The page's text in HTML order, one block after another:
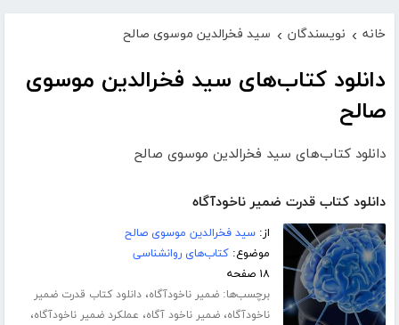
خانه › نویسندگان › سید فخرالدین موسوی صالح
دانلود کتاب‌های سید فخرالدین موسوی
صالح
دانلود کتاب‌های سید فخرالدین موسوی صالح
دانلود کتاب قدرت ضمیر ناخودآگاه
از:سید فخرالدین موسوی صالح
موضوع:کتاب‌های روانشناسی
۱۸ صفحه
برچسب‌ها:ضمیر ناخودآگاه،دانلود کتاب قدرت ضمیر
ناخودآگاه،ضمیر ناخود آگاه، عملکرد ضمیر ناخودآگاه،